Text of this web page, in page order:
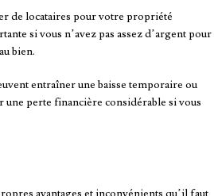
de locataires pour votre propriété
si vous n’avez pas assez d’argent pour
bien.
entraîner une baisse temporaire ou
une perte financière considérable si vous